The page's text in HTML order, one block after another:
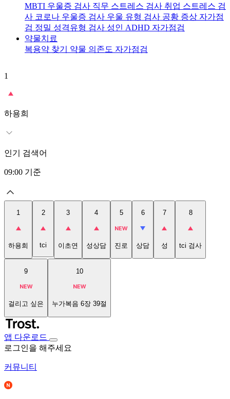
MBTI 우울증 검사 직무 스트레스 검사 취업 스트레스 검
사 코로나 우울증 검사 우울 유형 검사 공황 증상 자가점
검 정밀 성격유형 검사 성인 ADHD 자가점검
약물치료
복용약 찾기 약물 의존도 자가점검
1
하용희
인기 검색어
09:00 기준
1
하용희
2
tci
3
이초연
4
성상담
5
진로
6
상담
7
성
8
tci 검사
9
걸리고 싶은
10
누가복음 6장 39절
앱 다운로드
로그인을 해주세요
커뮤니티